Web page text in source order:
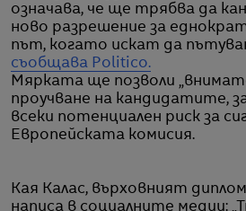
означава, че ще трябва да
ново разрешение за
път, когато искат да
съобщава Politico.
Мярката ще позволи
проучване на кандидатите,
всеки потенциален риск за
Европейската комисия.
Кая Калас, върховният
написа в социалните медии: